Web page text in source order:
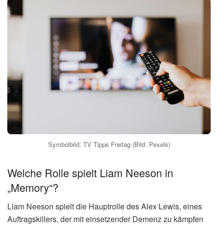
Symbolbild: TV Tipps Freitag (Bild: Pexels)
Welche Rolle spielt Liam Neeson in
„Memory“?
Liam Neeson spielt die Hauptrolle des Alex Lewis, eines
Auftragskillers, der mit einsetzender Demenz zu kämpfen